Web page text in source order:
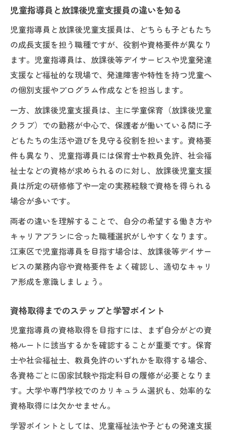
児童指導員と放課後児童支援員の違いを知る
児童指導員と放課後児童支援員は、どちらも子どもたち
の成長支援を担う職種ですが、役割や資格要件が異なり
ます。児童指導員は、放課後等デイサービスや児童発達
支援など福祉的な現場で、発達障害や特性を持つ児童へ
の個別支援やプログラム作成などを担当します。
一方、放課後児童支援員は、主に学童保育（放課後児童
クラブ）での勤務が中心で、保護者が働いている間に子
どもたちの生活や遊びを見守る役割を担います。資格要
件も異なり、児童指導員には保育士や教員免許、社会福
祉士などの資格が求められるのに対し、放課後児童支援
員は所定の研修修了や一定の実務経験で資格を得られる
場合が多いです。
両者の違いを理解することで、自分の希望する働き方や
キャリアプランに合った職種選択がしやすくなります。
江東区で児童指導員を目指す場合は、放課後等デイサー
ビスの業務内容や資格要件をよく確認し、適切なキャリ
ア形成を意識しましょう。
資格取得までのステップと学習ポイント
児童指導員の資格取得を目指すには、まず自分がどの資
格ルートに該当するかを確認することが重要です。保育
士や社会福祉士、教員免許のいずれかを取得する場合、
各資格ごとに国家試験や指定科目の履修が必要となりま
す。大学や専門学校でのカリキュラム選択も、効率的な
資格取得には欠かせません。
学習ポイントとしては、児童福祉法や子どもの発達支援